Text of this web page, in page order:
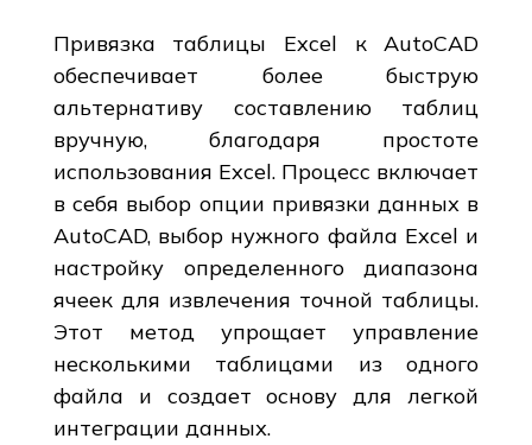
Привязка таблицы Excel к AutoCAD
обеспечивает более быструю
альтернативу составлению таблиц
вручную, благодаря простоте
использования Excel. Процесс включает
в себя выбор опции привязки данных в
AutoCAD, выбор нужного файла Excel и
настройку определенного диапазона
ячеек для извлечения точной таблицы.
Этот метод упрощает управление
несколькими таблицами из одного
файла и создает основу для легкой
интеграции данных.